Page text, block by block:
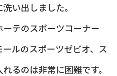
い出しました。
テのスポーツコーナー
ルのスポーツゼビオ、ス
るのは非常に困難です。